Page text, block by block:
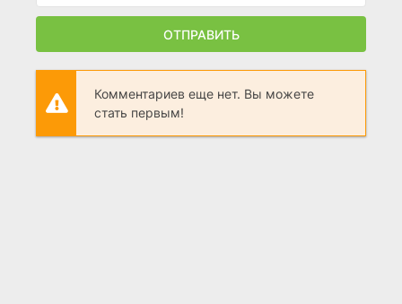
ОТПРАВИТЬ
Комментариев еще нет. Вы можете
стать первым!